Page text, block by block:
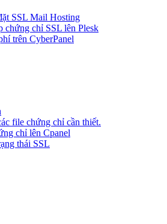
SSL Mail Hosting
chứng chỉ SSL lên Plesk
trên CyberPanel
file chứng chỉ cần thiết.
chỉ lên Cpanel
thái SSL